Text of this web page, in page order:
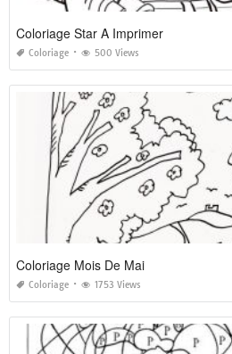
Coloriage Star A Imprimer
Coloriage 500 Views
Coloriage Mois De Mai
Coloriage 1753 Views